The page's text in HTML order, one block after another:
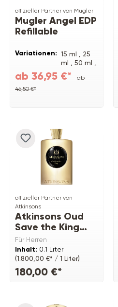
offizieller Partner von Mugler
Mugler Angel EDP
Refillable
Variationen: 15 ml , 25
ml , 50 ml ,
100 ml
ab 36,95 €*
ab
46,50 €*
offizieller Partner von
Atkinsons
Atkinsons Oud
Save the King
EDP
Für Herren
Inhalt: 0.1 Liter
(1.800,00 €* / 1 Liter)
180,00 €*